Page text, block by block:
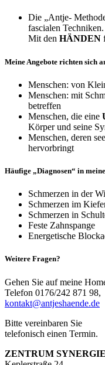
Die „Antje-
fascialen Techniken.
Mit den HÄNDEN
Meine Angebote richten sich
Menschen: von
Menschen: mit
betreffen
Menschen, die eine
Körper und seine
Menschen, deren
hervorbringt
Häufige „Diagnosen“ in
Schmerzen in der
Schmerzen im
Schmerzen in
Feste Zahnspange
Energetische
Weitere Fragen?
Gehen Sie auf meine
Telefon 0176/242 871 98,
kontakt@antjeshaende.de
Bitte vereinbaren Sie
telefonisch einen Termin.
ZENTRUM SYNERGIE